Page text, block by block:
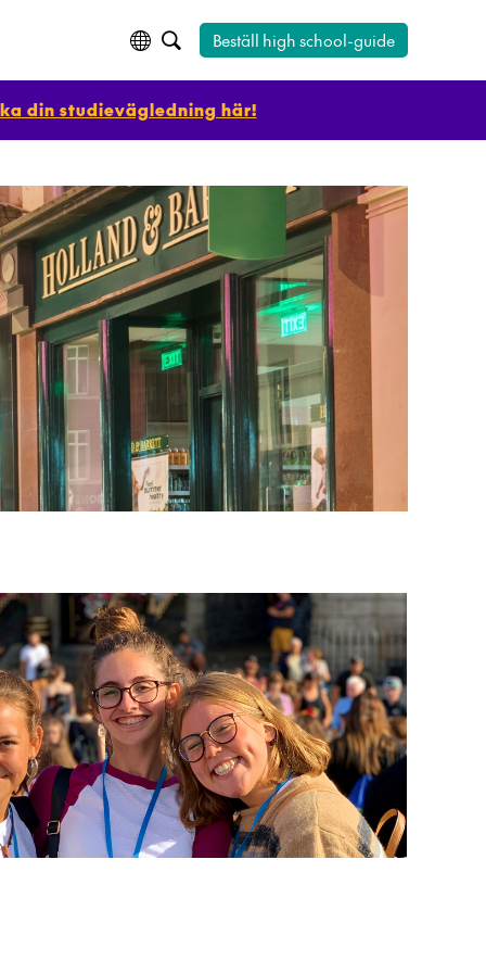
Beställ high school-guide
din studievägledning här!